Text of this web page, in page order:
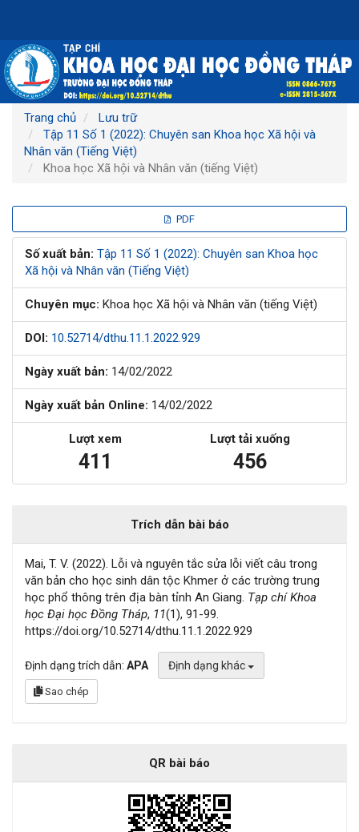
chính
Nội
dung
chính
Thanh
bên
Trang chủ
Lưu trữ
Tập 11 Số 1 (2022): Chuyên san Khoa học Xã hội và
Nhân văn (Tiếng Việt)
Khoa học Xã hội và Nhân văn (tiếng Việt)
bên
bài
viết
PDF
Số xuất bản: Tập 11 Số 1 (2022): Chuyên san Khoa học
Xã hội và Nhân văn (Tiếng Việt)
Chuyên mục: Khoa học Xã hội và Nhân văn (tiếng Việt)
DOI: 10.52714/dthu.11.1.2022.929
Ngày xuất bản: 14/02/2022
Ngày xuất bản Online: 14/02/2022
Lượt xem
411
Lượt tải xuống
456
Trích dẫn bài báo
Mai, T. V. (2022). Lỗi và nguyên tắc sửa lỗi viết câu trong
văn bản cho học sinh dân tộc Khmer ở các trường trung
học phổ thông trên địa bàn tỉnh An Giang. Tạp chí Khoa
học Đại học Đồng Tháp, 11(1), 91-99.
https://doi.org/10.52714/dthu.11.1.2022.929
Định dạng trích dẫn: APA Định dạng khác
Sao chép
QR bài báo